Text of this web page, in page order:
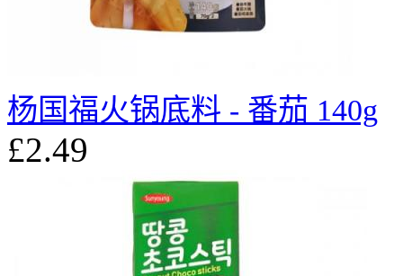
杨国福火锅底料 - 番茄 140g
£2.49